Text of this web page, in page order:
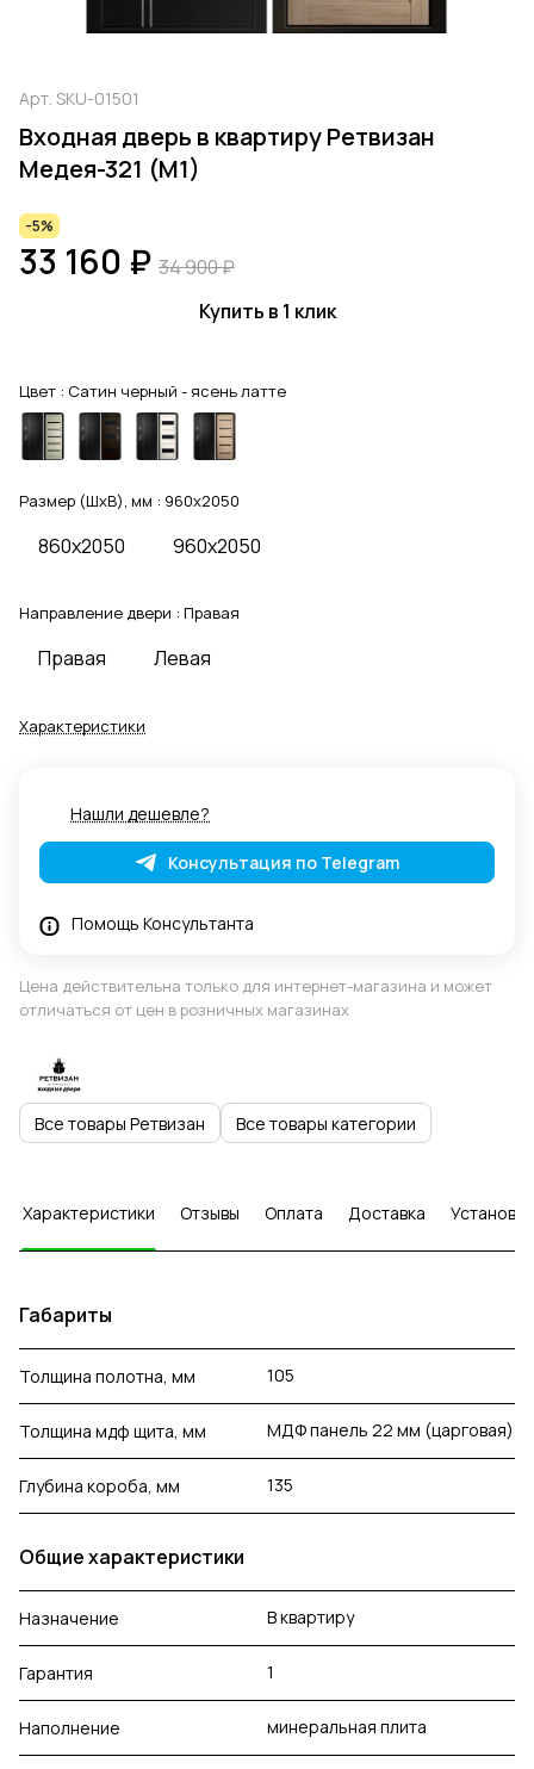
Арт. SKU-01501
Входная дверь в квартиру Ретвизан
Медея-321 (М1)
-5%
33 160 ₽ 34 900 ₽
Купить в 1 клик
Цвет : Сатин черный - ясень латте
Размер (ШхВ), мм : 960x2050
860x2050 960x2050
Направление двери : Правая
Правая Левая
Характеристики
Нашли дешевле?
Консультация по Telegram
Помощь Консультанта
Цена действительна только для интернет-магазина и может
отличаться от цен в розничных магазинах
Все товары Ретвизан Все товары категории
Характеристики Отзывы Оплата Доставка Установка
Габариты
Толщина полотна, мм 105
Толщина мдф щита, мм МДФ панель 22 мм (царговая)
Глубина короба, мм 135
Общие характеристики
Назначение В квартиру
Гарантия 1
Наполнение минеральная плита